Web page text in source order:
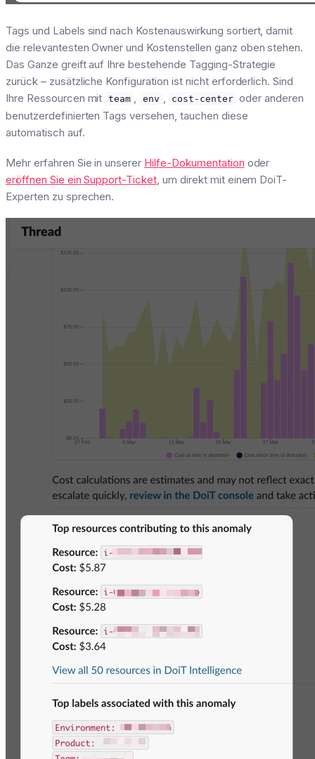
Tags und Labels sind nach Kostenauswirkung sortiert, damit
die relevantesten Owner und Kostenstellen ganz oben stehen.
Das Ganze greift auf Ihre bestehende Tagging-Strategie
zurück – zusätzliche Konfiguration ist nicht erforderlich. Sind
Ihre Ressourcen mit team , env , cost-center oder anderen
benutzerdefinierten Tags versehen, tauchen diese
automatisch auf.
Mehr erfahren Sie in unserer Hilfe-Dokumentation oder
eröffnen Sie ein Support-Ticket , um direkt mit einem DoiT-
Experten zu sprechen.